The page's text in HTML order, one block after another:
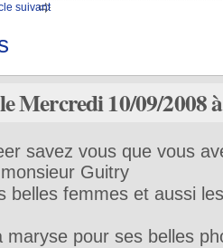
suivant
Mercredi 10/09/2008
savez vous que vous
Guitry
belles femmes et aussi
maryse pour ses belles